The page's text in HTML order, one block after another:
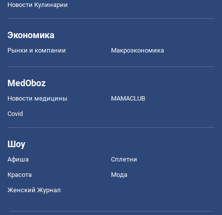
Новости Кулинарии
Экономика
Рынки и компании Mакроэкономика
MedOboz
Новости медицины MAMACLUB
Covid
Шоу
Афиша Сплетни
Красота Мода
Женский Журнал